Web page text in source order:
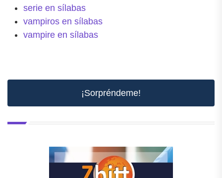
serie en sílabas
vampiros en sílabas
vampire en sílabas
¡Sorpréndeme!